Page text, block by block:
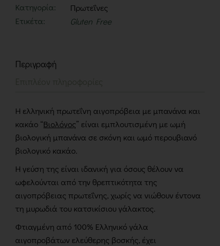
Κατηγορία:
Πρωτεΐνες
Ετικέτα:
Gluten Free
Περιγραφή
Η ελληνική πρωτεΐνη αιγοπρόβεια με μπανάνα και
κακάο “Βιολόγος” είναι εμπλουτισμένη με ωμή
βιολογική μπανάνα σε σκόνη και ωμό περουβιανό
βιολογικό κακάο.
Η γεύση της είναι ιδανική για όσους θέλουν να
ωφελούνται από την θρεπτικότητα της
αιγοπρόβειας πρωτεΐνης, χωρίς να νιώθουν έντονα
τη μυρωδιά του κατσικίσιου γάλακτος.
Φτιαγμένη από 100% Ελληνικό γάλα
αιγοπροβάτων ελεύθερης βοσκής, έχει